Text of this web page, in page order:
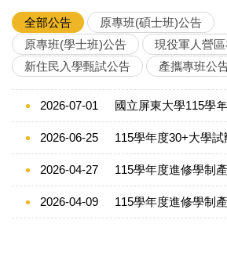
全部公告
原專班(碩士班)公告
原專班(學士班)公告
現役軍人營
新住民入學甄試公告
產攜專班公
2026-07-01
2026-06-25
2026-04-27
2026-04-09